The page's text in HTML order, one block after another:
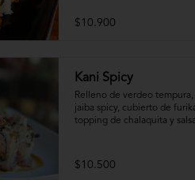
$10.900
Kani Spicy
Relleno de verdeo tempura,
jaiba spicy, cubierto de
topping de chalaquita y
$10.500